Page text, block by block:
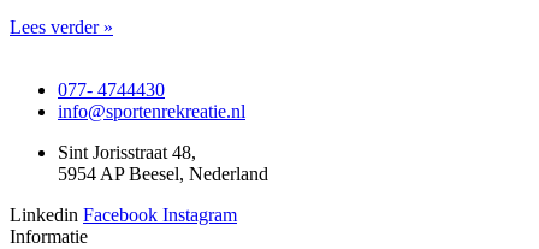
Lees verder »
077- 4744430
info@sportenrekreatie.nl
Sint Jorisstraat 48,
5954 AP Beesel, Nederland
Linkedin Facebook Instagram
Informatie